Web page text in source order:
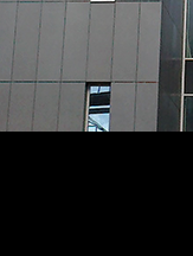
The requested content
No content type found.